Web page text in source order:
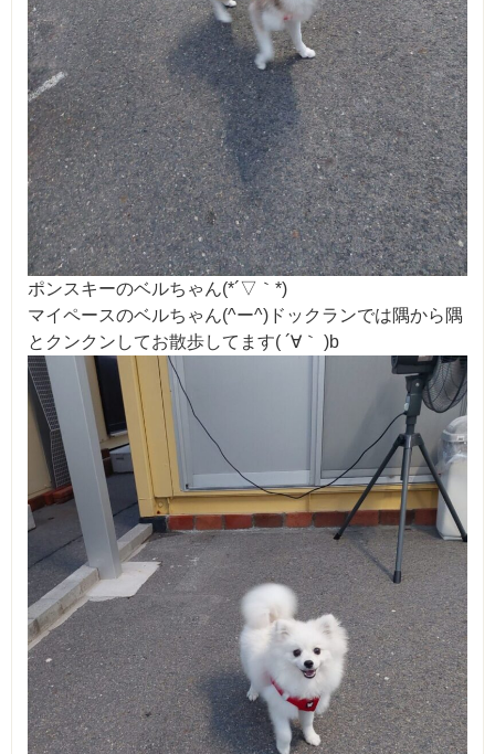
ポンスキーのベルちゃん(*´▽｀*)
マイペースのベルちゃん(^ー^)ドックランでは隅から隅
とクンクンしてお散歩してます( ´∀｀ )b